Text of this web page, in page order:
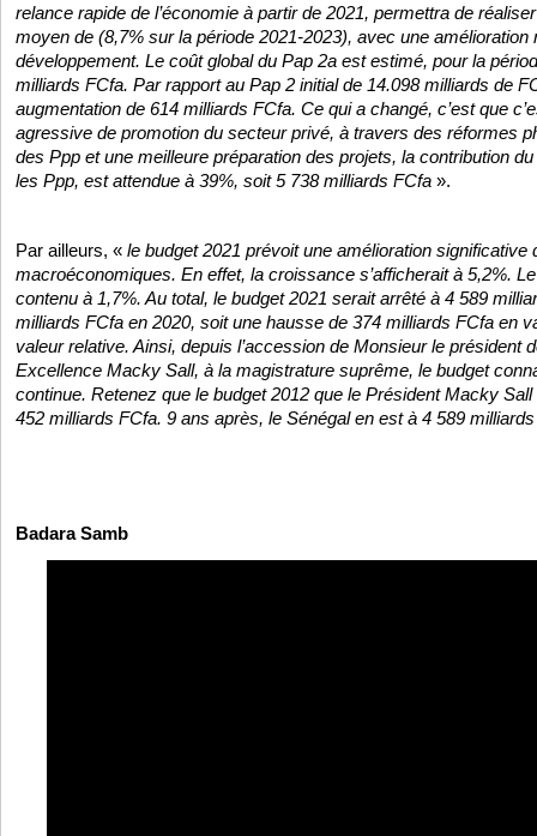
relance rapide de l’économie à partir de 2021, permettra de
moyen de (8,7% sur la période 2021-2023), avec une amélioration
développement. Le coût global du Pap 2a est estimé, pour la
milliards FCfa. Par rapport au Pap 2 initial de 14.098 milliards de
augmentation de 614 milliards FCfa. Ce qui a changé, c’est que
agressive de promotion du secteur privé, à travers des réformes
des Ppp et une meilleure préparation des projets, la contribution
les Ppp, est attendue à 39%, soit 5 738 milliards FCfa».
Par ailleurs, «le budget 2021 prévoit une amélioration significative
macroéconomiques. En effet, la croissance s’afficherait à 5,2%.
contenu à 1,7%. Au total, le budget 2021 serait arrêté à 4 589
milliards FCfa en 2020, soit une hausse de 374 milliards FCfa en
valeur relative. Ainsi, depuis l’accession de Monsieur le président
Excellence Macky Sall, à la magistrature suprême, le budget
continue. Retenez que le budget 2012 que le Président Macky Sall
452 milliards FCfa. 9 ans après, le Sénégal en est à 4 589
Badara Samb